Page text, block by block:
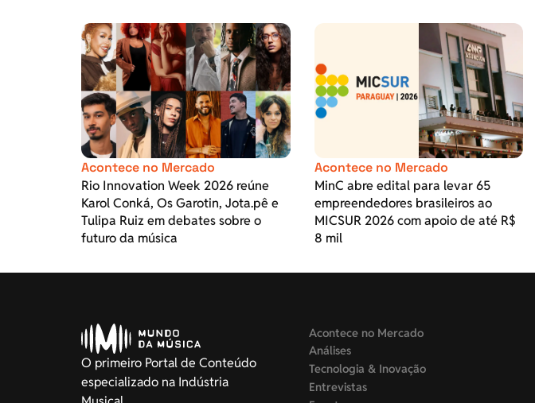
Acontece no Mercado
Rio Innovation Week 2026 reúne
Karol Conká, Os Garotin, Jota.pê e
Tulipa Ruiz em debates sobre o
futuro da música
Acontece no Mercado
MinC abre edital para levar 65
empreendedores brasileiros ao
MICSUR 2026 com apoio de até R$
8 mil
O primeiro Portal de Conteúdo
especializado na Indústria
Acontece no Mercado
Análises
Tecnologia & Inovação
Entrevistas